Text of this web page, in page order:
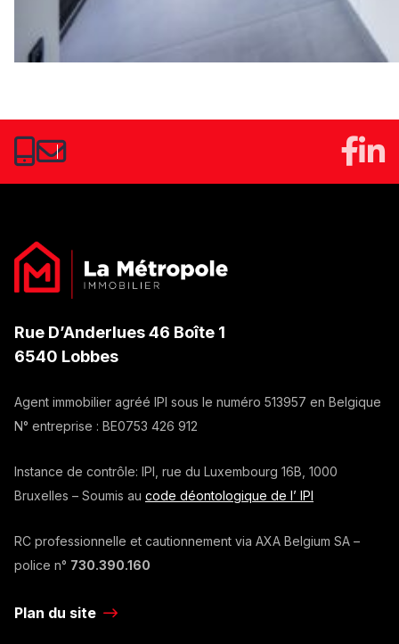
Rue D’Anderlues 46 Boîte 1
6540 Lobbes
Agent immobilier agréé IPI sous le numéro 513957 en Belgique
N° entreprise : BE0753 426 912
Instance de contrôle: IPI, rue du Luxembourg 16B, 1000
Bruxelles – Soumis au code déontologique de l’ IPI
RC professionnelle et cautionnement via AXA Belgium SA –
police n° 730.390.160
Plan du site